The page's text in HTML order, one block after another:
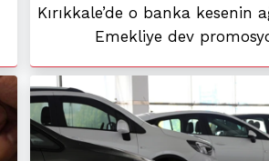
Kırıkkale’de o banka kesenin
Emekliye dev